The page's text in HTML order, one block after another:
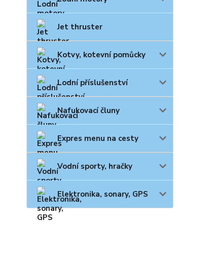
Jet thruster
Kotvy, kotevní pomůcky
Lodní příslušenství
Nafukovací čluny
Expres menu na cesty
Vodní sporty, hračky
Elektronika, sonary, GPS